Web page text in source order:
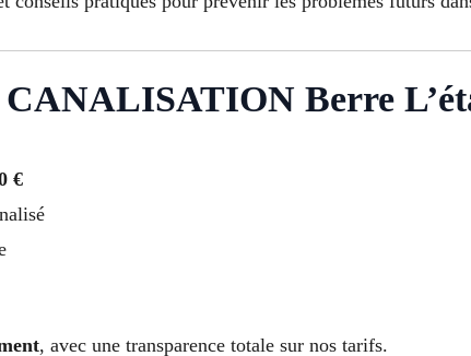
Berre
€
, avec une transparence totale sur nos tarifs.